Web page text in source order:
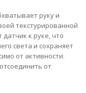
руку и
текстурированной
к руке, что
света и сохраняет
от активности.
от